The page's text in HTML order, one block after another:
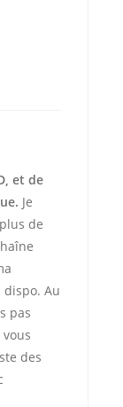
et de
Je
de
Au
pas
des